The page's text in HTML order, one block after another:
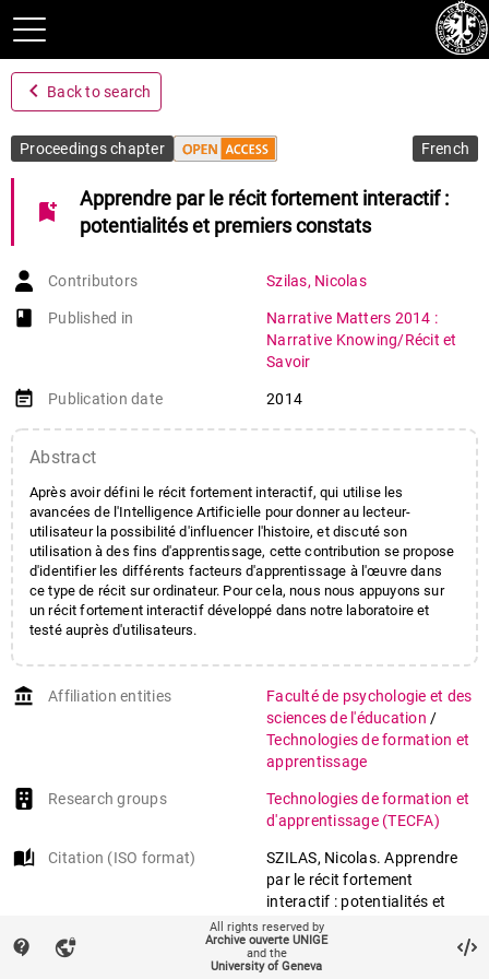
navigate_before Back to search
Proceedings chapter French
bookmark_add
Apprendre par le récit fortement interactif :
potentialités et premiers constats
Contributors Szilas, Nicolas
book-open
Published in
Narrative Matters 2014 :
Narrative Knowing/Récit et
Savoir
event_note Publication date 2014
Abstract
Après avoir défini le récit fortement interactif, qui utilise les
avancées de l'Intelligence Artificielle pour donner au lecteur-
utilisateur la possibilité d'influencer l'histoire, et discuté son
utilisation à des fins d'apprentissage, cette contribution se propose
d'identifier les différents facteurs d'apprentissage à l'œuvre dans
ce type de récit sur ordinateur. Pour cela, nous nous appuyons sur
un récit fortement interactif développé dans notre laboratoire et
testé auprès d'utilisateurs.
account_balance Affiliation entities
Faculté de psychologie et des
sciences de l'éducation /
Technologies de formation et
apprentissage
Research groups
Technologies de formation et
d'apprentissage (TECFA)
auto_stories Citation (ISO format)
SZILAS, Nicolas. Apprendre
par le récit fortement
interactif : potentialités et
premiers constats. In:
Narrative Matters 2014 :
Narrative Knowing/Récit et
contact_support vpn_lock
All rights reserved by
Archive ouverte UNIGE
and the
University of Geneva